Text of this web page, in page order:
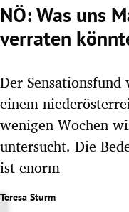
Untermenü
Untermenü
NÖ: Was uns
verraten
Der
einem
wenigen Wochen
untersucht. Die
ist enorm
Teresa Sturm